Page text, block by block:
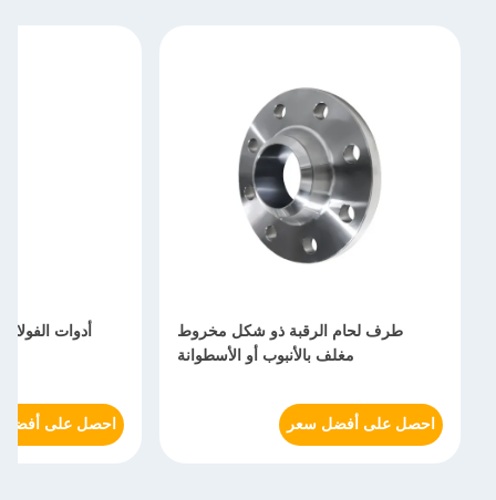
طرف لحام الرقبة ذو شكل مخروط
مغلف بالأنبوب أو الأسطوانة
احصل على أفضل سعر
أدوات
احصل على